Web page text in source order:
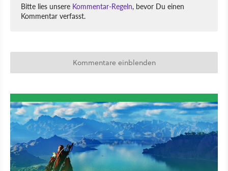
Bitte lies unsere Kommentar-Regeln, bevor Du einen
Kommentar verfasst.
Kommentare einblenden